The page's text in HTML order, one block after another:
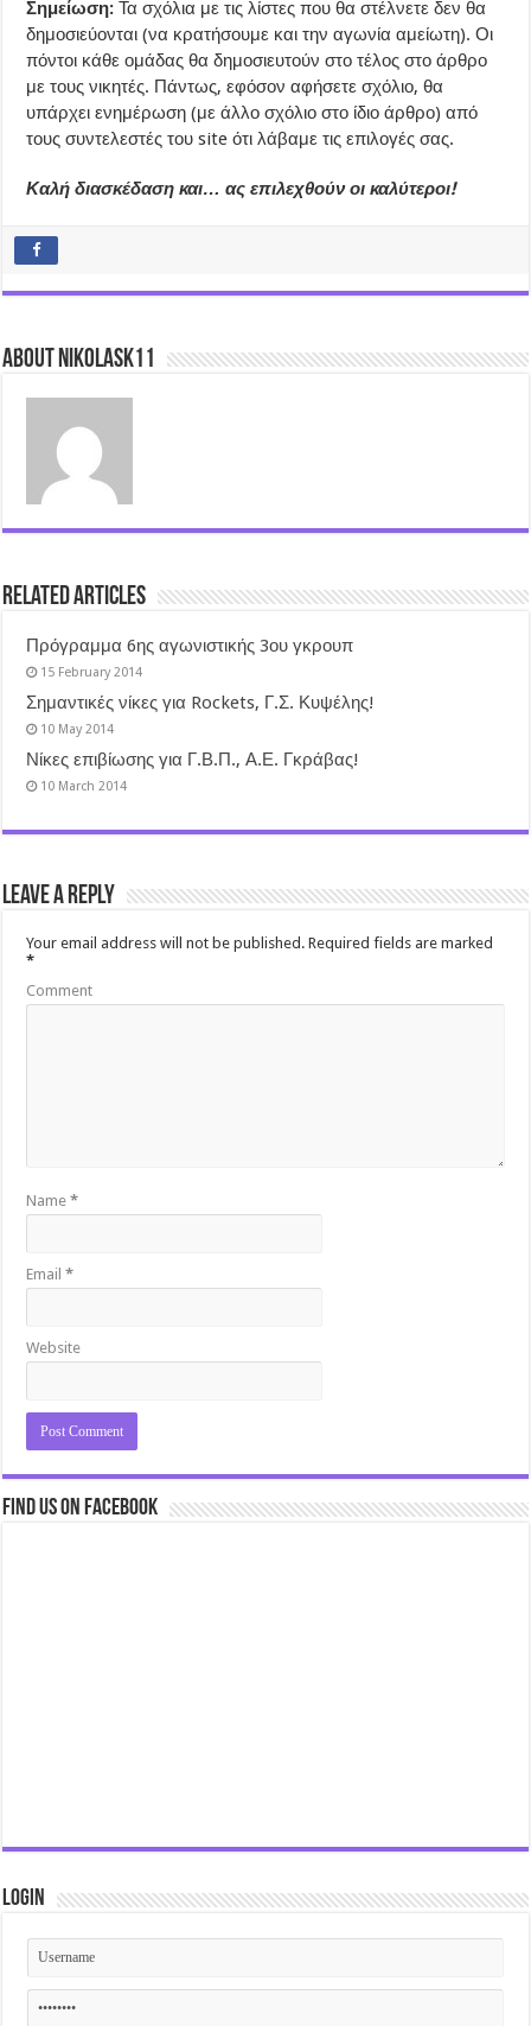
Σημείωση: Τα σχόλια με τις λίστες που θα στέλνετε δεν θα
δημοσιεύονται (να κρατήσουμε και την αγωνία αμείωτη). Οι
πόντοι κάθε ομάδας θα δημοσιευτούν στο τέλος στο άρθρο
με τους νικητές. Πάντως, εφόσον αφήσετε σχόλιο, θα
υπάρχει ενημέρωση (με άλλο σχόλιο στο ίδιο άρθρο) από
τους συντελεστές του site ότι λάβαμε τις επιλογές σας.
Καλή διασκέδαση και… ας επιλεχθούν οι καλύτεροι!
About nikolask11
Related Articles
Πρόγραμμα 6ης αγωνιστικής 3ου γκρουπ
15 February 2014
Σημαντικές νίκες για Rockets, Γ.Σ. Κυψέλης!
10 May 2014
Νίκες επιβίωσης για Γ.Β.Π., Α.Ε. Γκράβας!
10 March 2014
Leave a Reply
Your email address will not be published. Required fields are marked
*
Comment
Name*
Email*
Website
Find us on Facebook
Login